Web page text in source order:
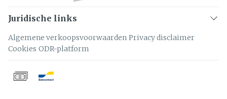
Juridische links
Algemene verkoopsvoorwaarden Privacy disclaimer
Cookies ODR-platform